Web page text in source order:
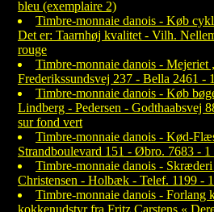
bleu (exemplaire 2)
Timbre-monnaie danois - Køb
Det er: Taarnhøj kvalitet - Vilh.
rouge
Timbre-monnaie danois - Mejeriet
Frederikssundsvej 237 - Bella 2461 -
Timbre-monnaie danois - Køb
Lindberg - Pedersen - Godthaabsvej
sur fond vert
Timbre-monnaie danois - Kød-
Strandboulevard 151 - Øbro. 7683 - 1
Timbre-monnaie danois -
Christensen - Holbæk - Telef. 1199 -
Timbre-monnaie danois - Forlang
kokkenudstyr fra Fritz Carstens «